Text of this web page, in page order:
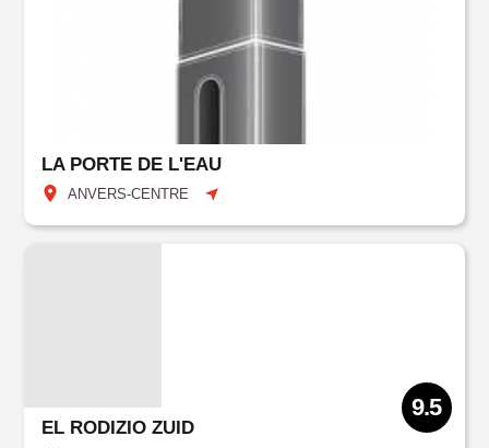
LA PORTE DE L'EAU
ANVERS-CENTRE
EL RODIZIO ZUID
9.5